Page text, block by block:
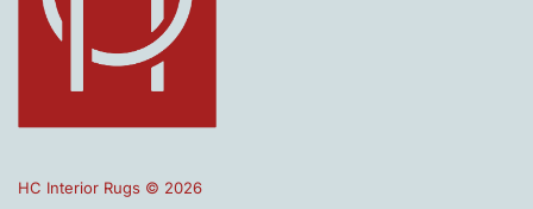
HC Interior Rugs © 2026